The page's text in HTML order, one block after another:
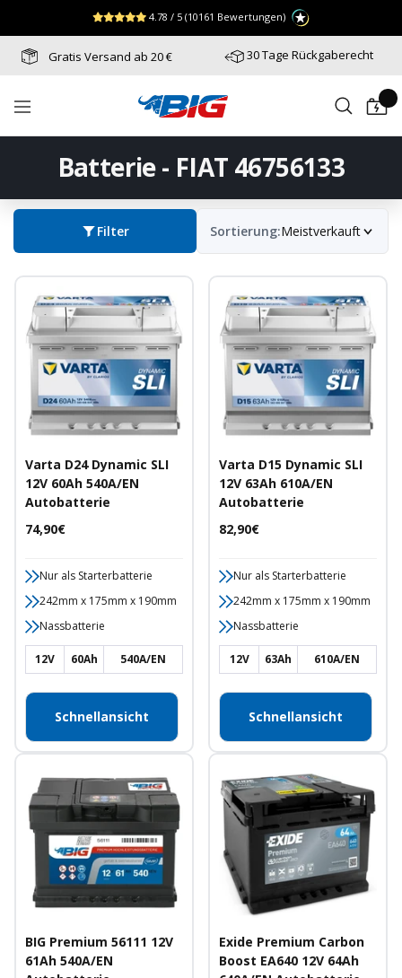
Zum Menü springen
Fußzeile springen
Barrierefreiheits-Widget öffnen
Inhalt
4.78 / 5 (10161 Bewertungen)
Gratis Versand ab 20 € 30 Tage Rückgaberecht
Navigation
Batterie-
Batterie - FIAT 46756133
Filter Sortierung:Meistverkauft
Varta D24 Dynamic SLI
12V 60Ah 540A/EN
Autobatterie
Angebotspreis
74,90€
Nur als Starterbatterie
242mm x 175mm x 190mm
Nassbatterie
12V 60Ah 540A/EN
Schnellansicht
Varta D15 Dynamic SLI
12V 63Ah 610A/EN
Autobatterie
Angebotspreis
82,90€
Nur als Starterbatterie
242mm x 175mm x 190mm
Nassbatterie
12V 63Ah 610A/EN
Schnellansicht
BIG Premium 56111 12V
61Ah 540A/EN
Exide Premium Carbon
Boost EA640 12V 64Ah